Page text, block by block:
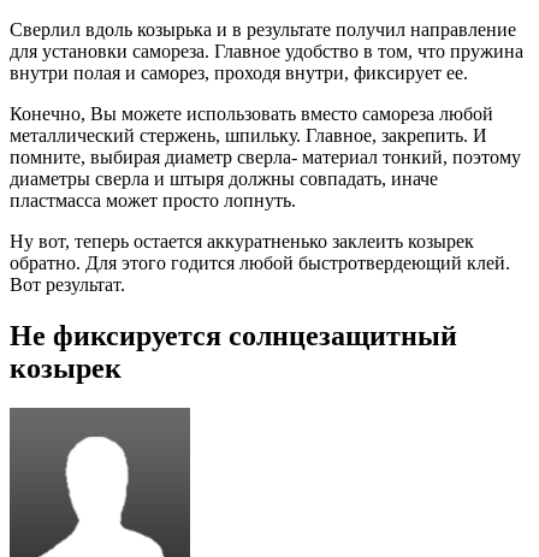
Сверлил вдоль козырька и в результате получил направление
для установки самореза. Главное удобство в том, что пружина
внутри полая и саморез, проходя внутри, фиксирует ее.
Конечно, Вы можете использовать вместо самореза любой
металлический стержень, шпильку. Главное, закрепить. И
помните, выбирая диаметр сверла- материал тонкий, поэтому
диаметры сверла и штыря должны совпадать, иначе
пластмасса может просто лопнуть.
Ну вот, теперь остается аккуратненько заклеить козырек
обратно. Для этого годится любой быстротвердеющий клей.
Вот результат.
Не фиксируется солнцезащитный
козырек